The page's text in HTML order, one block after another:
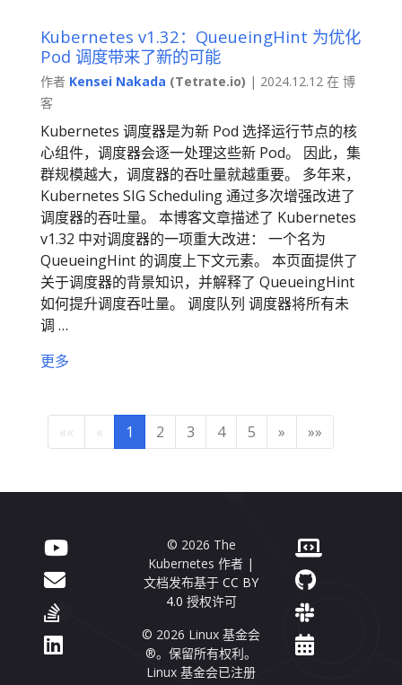
Kubernetes v1.32：QueueingHint 为优化
Pod 调度带来了新的可能
作者 Kensei Nakada (Tetrate.io) | 2024.12.12 在 博
客
Kubernetes 调度器是为新 Pod 选择运行节点的核
心组件，调度器会逐一处理这些新 Pod。 因此，集
群规模越大，调度器的吞吐量就越重要。 多年来，
Kubernetes SIG Scheduling 通过多次增强改进了
调度器的吞吐量。 本博客文章描述了 Kubernetes
v1.32 中对调度器的一项重大改进： 一个名为
QueueingHint 的调度上下文元素。 本页面提供了
关于调度器的背景知识，并解释了 QueueingHint
如何提升调度吞吐量。 调度队列 调度器将所有未
调 …
更多
«« « 1 2 3 4 5 » »»
© 2026 The
Kubernetes 作者 |
文档发布基于 CC BY
4.0 授权许可
© 2026 Linux 基金会
®。保留所有权利。
Linux 基金会已注册